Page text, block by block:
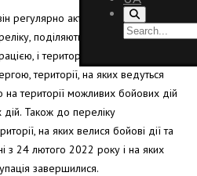
регулярно актуалізується.
поділяються на території, які
і території, на яких ведуться
території, на яких ведуться
на території можливих бойових дій
дій. Також до переліку
на яких велися бойові дії та
з 24 лютого 2022 року і на яких
завершилися.